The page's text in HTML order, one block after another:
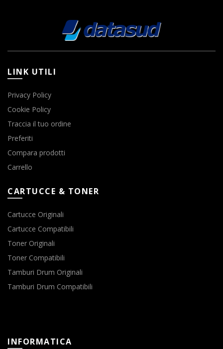
LINK UTILI
Privacy Policy
Cookie Policy
Traccia il tuo ordine
Preferiti
Compara prodotti
Carrello
CARTUCCE & TONER
Cartucce Originali
Cartucce Compatibili
Toner Originali
Toner Compatibili
Tamburi Drum Originali
Tamburi Drum Compatibili
INFORMATICA